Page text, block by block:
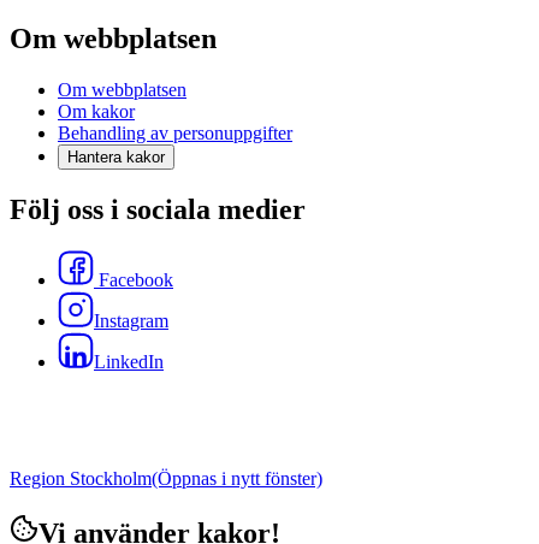
Om webbplatsen
Om webbplatsen
Om kakor
Behandling av personuppgifter
Hantera kakor
Följ oss i sociala medier
Facebook
Instagram
LinkedIn
Region Stockholm(Öppnas i nytt fönster)
Vi använder kakor!